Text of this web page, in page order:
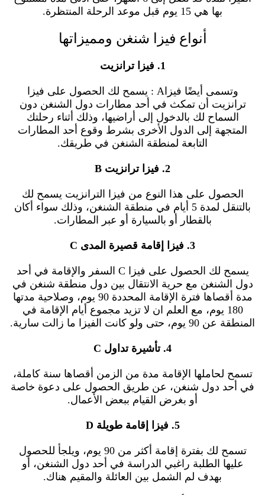
بها هي 15 يوم قبل موعد الرحلة المنتظرة.
أنواع فيزا شنغن ومميزاتها
1. فيزا ترانزيت
وتسمى أيضًا فيزاA : يسمح لك الحصول على فيزا
ترانزيت أن تمكث في أحد مطارات دول الشنغن دون
السماح لك بالدخول إلى أراضيها، وذلك أثناء رحلتك
المتجهة إلى الدول الأخرى بشرط وقوع أحد المطارات
التابعة لمنطقة الشنغن في طريقك.
2. فيزا ترانزيت B
الحصول على هذا النوع من فيزا الترانزيت يسمح لك
بالتنقل لمدة 5 أيام في منطقة الشنغن، وذلك سواء أكان
بالقطار أو بالسيارة أو عبر المطارات.
3. فيزا إقامة قصيرة المدى C
يسمح لك الحصول على فيزا C السفر والإقامة في أحد
دول الشنغن مع حرية الانتقال بين دول منطقة شنغن في
مدة أقصاها فترة الإقامة المحددة 90 يوم، وصلاحية مدتها
180 يوم، مع العلم ان لا تزيد مجموع أيام الإقامة في
المنطقة عن 90 يوم، حتى ولو كانت الفيزا ما زالت سارية.
4. تأشيرة تداول C
تسمح لحاملها الإقامة مدة من الزمن أقصاها سنة كاملة،
في أحد دول شنغن، عن طريق الحصول على دعوة خاصة
أو بغرض القيام ببعض الأعمال.
5. فيزا إقامة طويلة D
تسمح لك بفترة إقامة أكثر من 90 يوم، ويلجأ للحصول
عليها الطلبة راغبي الدراسة في أحد دول الشنغن، أو
بهدف لم الشمل بين العائلة والمقيم هناك.